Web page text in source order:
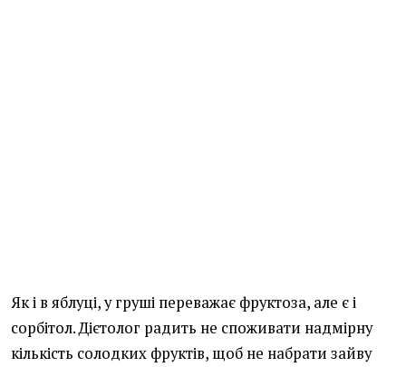
Як і в яблуці, у груші переважає фруктоза, але є і
сорбітол. Дієтолог радить не споживати надмірну
кількість солодких фруктів, щоб не набрати зайву